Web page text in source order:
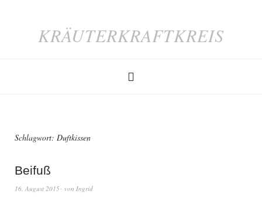
KRÄUTERKRAFTKREIS
Schlagwort: Duftkissen
Beifuß
16. August 2015 von Ingrid